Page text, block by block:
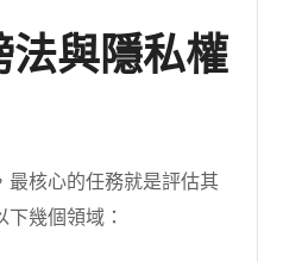
法與隱私權
最核心的任務就是評估其
幾個領域：